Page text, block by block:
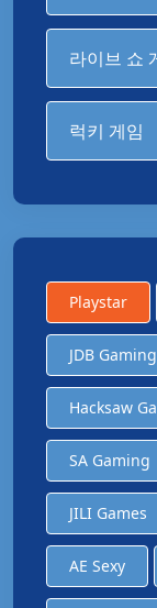
라이브 쇼
럭키 게임
Playstar
JDB Gaming
Hacksaw
SA Gaming
JILI Games
AE Sexy